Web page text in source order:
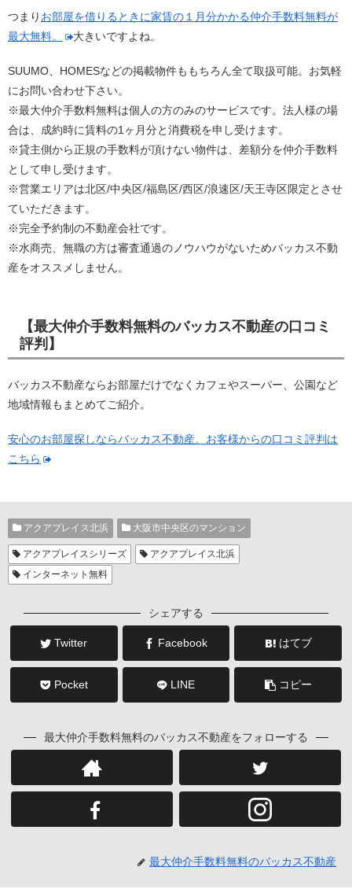
つまり お部屋を借りるときに家賃の１月分かかる仲介手数料無料が
最大無料。
大きいですよね。
SUUMO、HOMESなどの掲載物件ももちろん全て取扱可能。お気軽
にお問い合わせ下さい。
※最大仲介手数料無料は個人の方のみのサービスです。法人様の場
合は、成約時に賃料の1ヶ月分と消費税を申し受けます。
※貸主側から正規の手数料が頂けない物件は、差額分を仲介手数料
として申し受けます。
※営業エリアは北区/中央区/福島区/西区/浪速区/天王寺区限定とさせ
ていただきます。
※完全予約制の不動産会社です。
※水商売、無職の方は審査通過のノウハウがないためバッカス不動
産をオススメしません。
【最大仲介手数料無料のバッカス不動産の口コミ
評判】
バッカス不動産ならお部屋だけでなくカフェやスーパー、公園など
地域情報もまとめてご紹介。
安心のお部屋探しならバッカス不動産。お客様からの口コミ評判は
こちら
アクアプレイス北浜 大阪市中央区のマンション
アクアプレイスシリーズ
アクアプレイス北浜
インターネット無料
シェアする
Twitter Facebook はてブ
Pocket LINE コピー
最大仲介手数料無料のバッカス不動産をフォローする
最大仲介手数料無料のバッカス不動産